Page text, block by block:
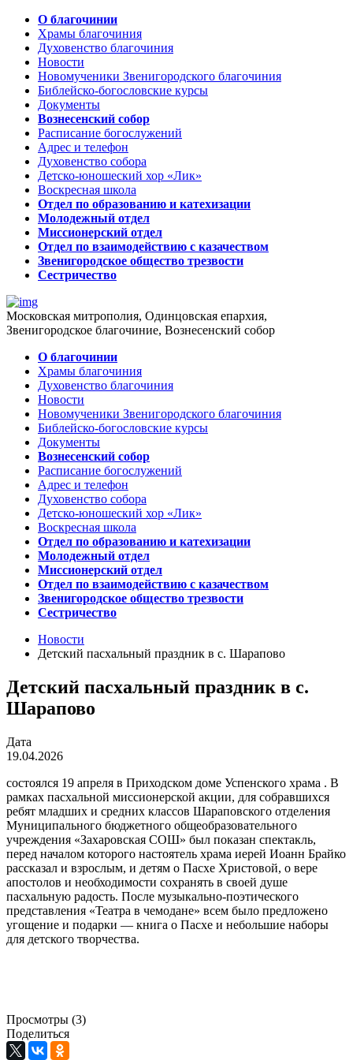
О благочинии
Храмы благочиния
Духовенство благочиния
Новости
Новомученики Звенигородского благочиния
Библейско-богословские курсы
Документы
Вознесенский собор
Расписание богослужений
Адрес и телефон
Духовенство собора
Детско-юношеский хор «Лик»
Воскресная школа
Отдел по образованию и катехизации
Молодежный отдел
Миссионерский отдел
Отдел по взаимодействию с казачеством
Звенигородское общество трезвости
Сестричество
Московская митрополия, Одинцовская епархия,
Звенигородское благочиние, Вознесенский собор
О благочинии
Храмы благочиния
Духовенство благочиния
Новости
Новомученики Звенигородского благочиния
Библейско-богословские курсы
Документы
Вознесенский собор
Расписание богослужений
Адрес и телефон
Духовенство собора
Детско-юношеский хор «Лик»
Воскресная школа
Отдел по образованию и катехизации
Молодежный отдел
Миссионерский отдел
Отдел по взаимодействию с казачеством
Звенигородское общество трезвости
Сестричество
Новости
Детский пасхальный праздник в с. Шарапово
Детский пасхальный праздник в с.
Шарапово
Дата
19.04.2026
состоялся 19 апреля в Приходском доме Успенского храма . В
рамках пасхальной миссионерской акции, для собравшихся
ребят младших и средних классов Шараповского отделения
Муниципального бюджетного общеобразовательного
учреждения «Захаровская СОШ» был показан спектакль,
перед началом которого настоятель храма иерей Иоанн Брайко
рассказал и взрослым, и детям о Пасхе Христовой, о вере
апостолов и необходимости сохранять в своей душе
пасхальную радость. После музыкально-поэтического
представления «Театра в чемодане» всем было предложено
угощение и подарки — книга о Пасхе и небольшие наборы
для детского творчества.
Просмотры (3)
Поделиться